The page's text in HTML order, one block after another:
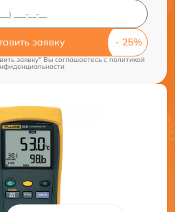
заявку
заявку" Вы соглашаетесь cполитикой